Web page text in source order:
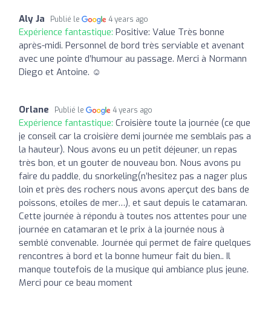
Aly Ja Publié le 4 years ago
Expérience fantastique: Positive: Value Très bonne
après-midi. Personnel de bord très serviable et avenant
avec une pointe d’humour au passage. Merci à Normann
Diego et Antoine. ☺️
Orlane Publié le 4 years ago
Expérience fantastique: Croisière toute la journée (ce que
je conseil car la croisière demi journée me semblais pas a
la hauteur). Nous avons eu un petit déjeuner, un repas
très bon, et un gouter de nouveau bon. Nous avons pu
faire du paddle, du snorkeling(n’hesitez pas a nager plus
loin et près des rochers nous avons aperçut des bans de
poissons, etoiles de mer…), et saut depuis le catamaran.
Cette journée à répondu à toutes nos attentes pour une
journée en catamaran et le prix à la journée nous à
semblé convenable. Journée qui permet de faire quelques
rencontres à bord et la bonne humeur fait du bien.. Il
manque toutefois de la musique qui ambiance plus jeune.
Merci pour ce beau moment